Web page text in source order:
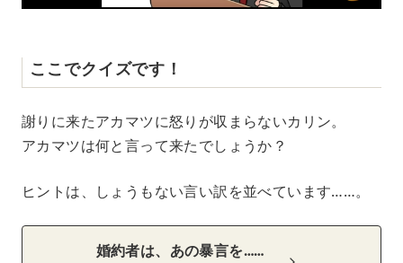
ここでクイズです！
謝りに来たアカマツに怒りが収まらないカリン。
アカマツは何と言って来たでしょうか？
ヒントは、しょうもない言い訳を並べています……。
婚約者は、あの暴言を……